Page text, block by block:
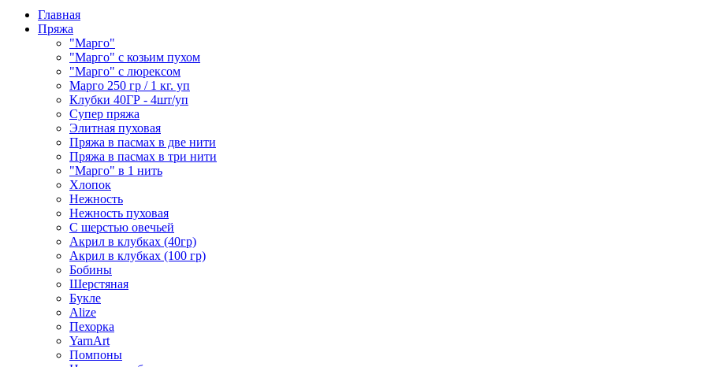
Главная
Пряжа
"Марго"
"Марго" с козьим пухом
"Марго" с люрексом
Марго 250 гр / 1 кг. уп
Клубки 40ГР - 4шт/уп
Cупер пряжа
Элитная пуховая
Пряжа в пасмах в две нити
Пряжа в пасмах в три нити
"Марго" в 1 нить
Хлопок
Нежность
Нежность пуховая
С шерстью овечьей
Акрил в клубках (40гр)
Акрил в клубках (100 гр)
Бобины
Шерстяная
Букле
Alize
Пехорка
YarnArt
Помпоны